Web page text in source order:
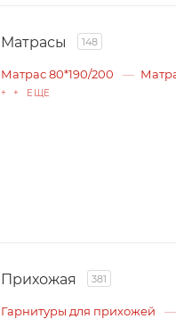
Матрасы 148
Матрас 80*190/200
+ + ЕЩЕ
Прихожая 381
Гарнитуры для прихожей